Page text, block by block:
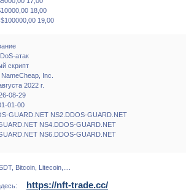
18,00
19,00
атак
скрипт
Inc.
2022 г.
08-29
01-00
GUARD.NET NS2.DDOS-GUARD.NET
NS4.DDOS-GUARD.NET
NS6.DDOS-GUARD.NET
Bitcoin, Litecoin,....
https://nft-trade.cc/